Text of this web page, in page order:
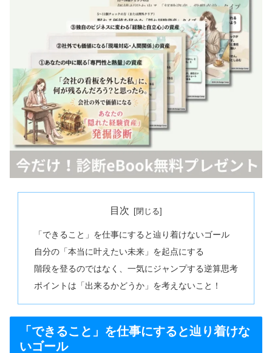
目次
「できること」を仕事にすると辿り着けないゴール
自分の「本当に叶えたい未来」を起点にする
階段を登るのではなく、一気にジャンプする逆算思考
ポイントは「出来るかどうか」を考えないこと！
「できること」を仕事にすると辿り着けな
いゴール